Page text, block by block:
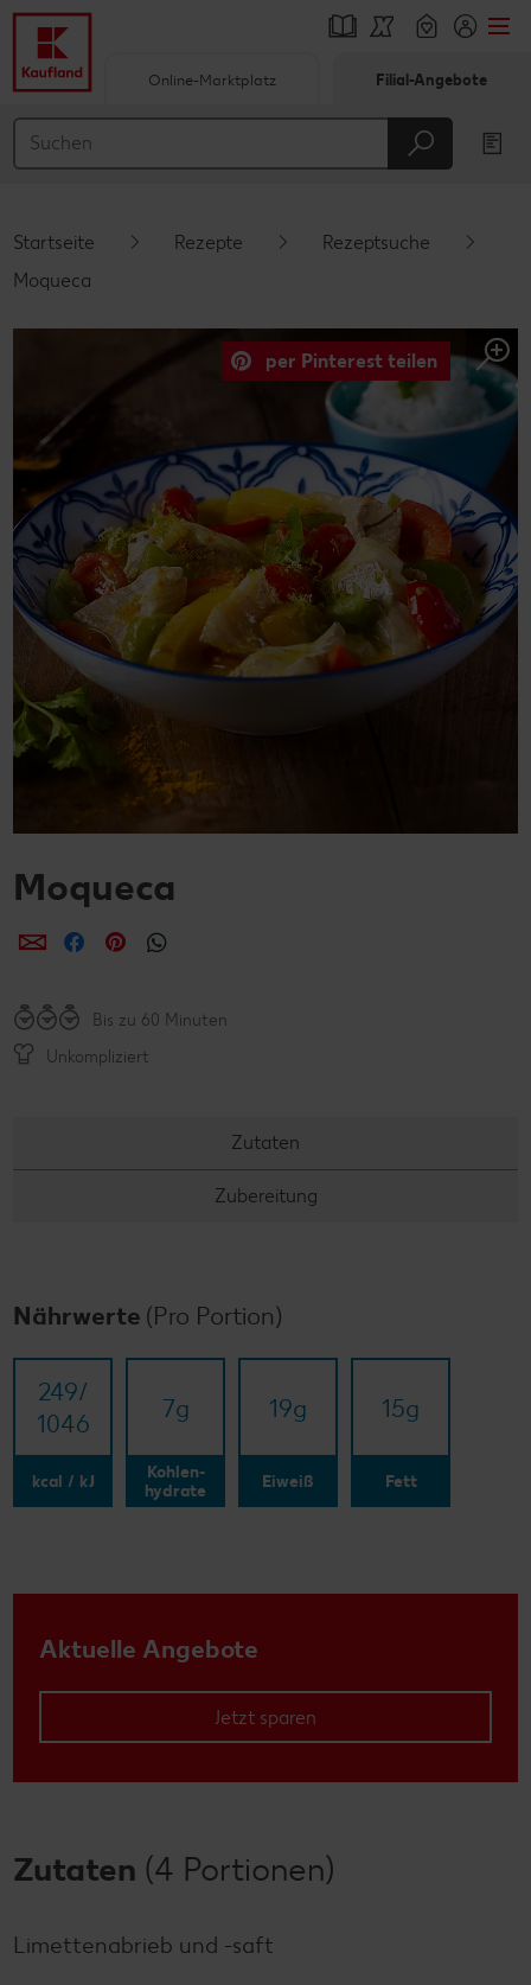
Hauptinhalt
Schwebender Seitenbereich
Online-Marktplatz Filial-Angebote
Startseite Rezepte
Rezeptsuche
Moqueca
per Pinterest teilen
Moqueca
per E-Mail teilen
per Facebook teilen
per Pinterest teilen
Bis zu 60 Minuten
Unkompliziert
Zutaten
Zubereitung
Nährwerte (Pro Portion)
249/​
1046
kcal / kJ
7g
Kohlen-
hydrate
19g
Eiweiß
15g
Fett
Aktuelle Angebote
Jetzt sparen
Zutaten (4 Portionen)
Limettenabrieb und -saft